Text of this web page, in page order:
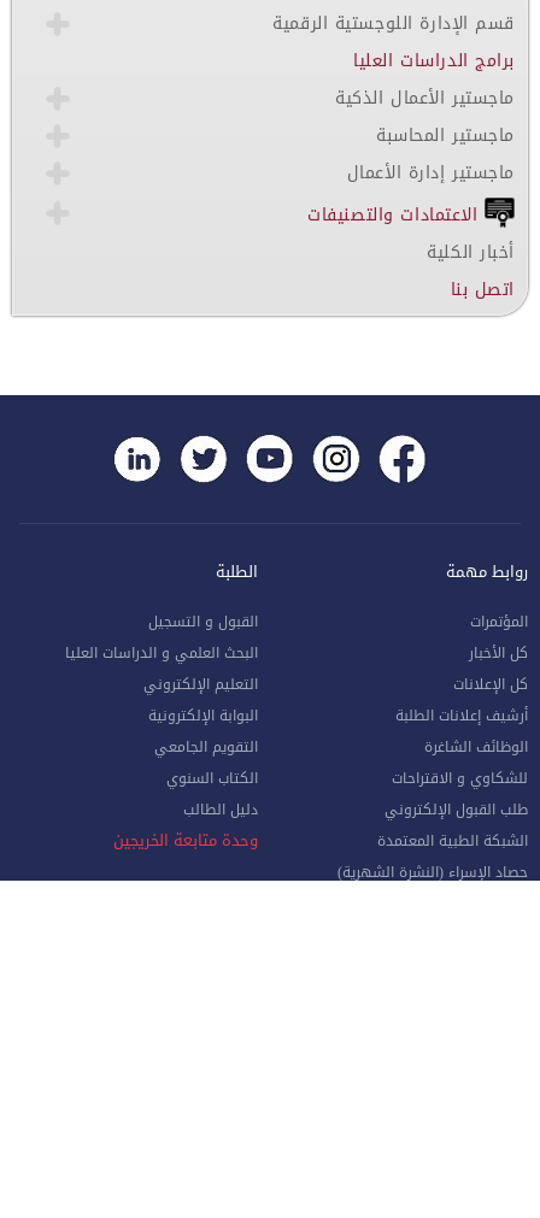
قسم الإدارة اللوجستية الرقمية
برامج الدراسات العليا
ماجستير الأعمال الذكية
ماجستير المحاسبة
ماجستير إدارة الأعمال
الاعتمادات والتصنيفات
أخبار الكلية
اتصل بنا
روابط مهمة
المؤتمرات
كل الأخبار
كل الإعلانات
أرشيف إعلانات الطلبة
الوظائف الشاغرة
للشكاوي و الاقتراحات
طلب القبول الإلكتروني
الشبكة الطبية المعتمدة
حصاد الإسراء (النشرة الشهرية)
الطلبة
القبول و التسجيل
البحث العلمي و الدراسات العليا
التعليم الإلكتروني
البوابة الإلكترونية
التقويم الجامعي
الكتاب السنوي
دليل الطالب
وحدة متابعة الخريجين